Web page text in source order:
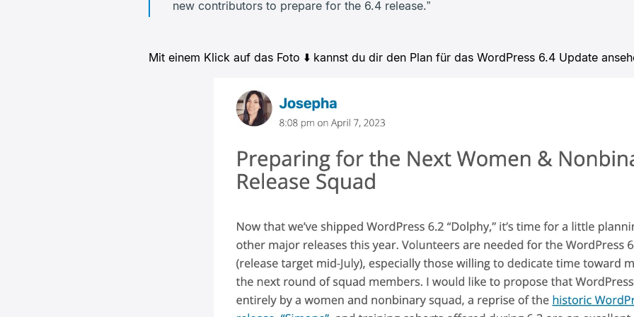
new contributors to prepare for the 6.4 release.”
Mit einem Klick auf das Foto ⬇️ kannst du dir den Plan für das WordPress 6.4 Update